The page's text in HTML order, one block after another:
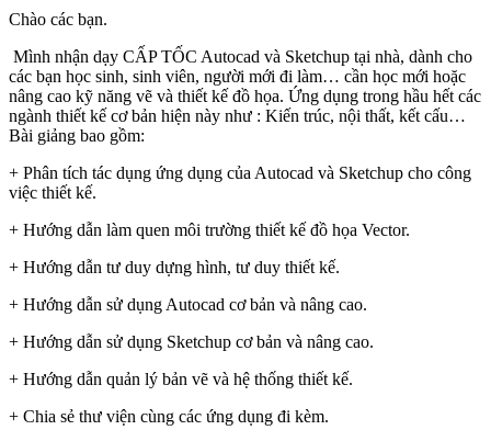
Chào các bạn.
Mình nhận dạy CẤP TỐC Autocad và Sketchup tại nhà, dành cho
các bạn học sinh, sinh viên, người mới đi làm… cần học mới hoặc
nâng cao kỹ năng vẽ và thiết kế đồ họa. Ứng dụng trong hầu hết các
ngành thiết kế cơ bản hiện này như : Kiến trúc, nội thất, kết cấu…
Bài giảng bao gồm:
+ Phân tích tác dụng ứng dụng của Autocad và Sketchup cho công
việc thiết kế.
+ Hướng dẫn làm quen môi trường thiết kế đồ họa Vector.
+ Hướng dẫn tư duy dựng hình, tư duy thiết kế.
+ Hướng dẫn sử dụng Autocad cơ bản và nâng cao.
+ Hướng dẫn sử dụng Sketchup cơ bản và nâng cao.
+ Hướng dẫn quản lý bản vẽ và hệ thống thiết kế.
+ Chia sẻ thư viện cùng các ứng dụng đi kèm.